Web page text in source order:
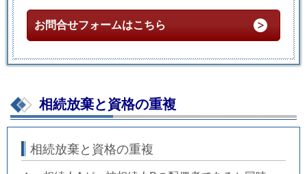
お問合せフォームはこちら
相続放棄と資格の重複
相続放棄と資格の重複